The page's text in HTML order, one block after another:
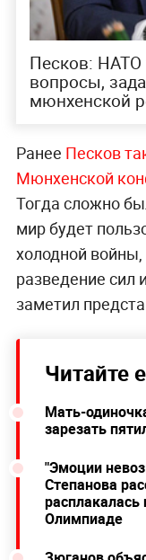
Песков: НАТО
вопросы,
мюнхенской
Ранее Песков
Мюнхенской
Тогда сложно
мир будет
холодной
разведение сил
заметил
Читайте
Мать-
зарезать
"Эмоции
Степанова
Олимпиаде